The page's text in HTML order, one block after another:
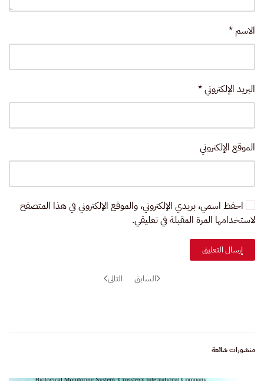
الاسم *
البريد الإلكتروني*
الموقع الإلكتروني
احفظ اسمي، بريدي الإلكتروني، والموقع الإلكتروني في هذا المتصفح
لاستخدامها المرة المقبلة في تعليقي.
إرسال التعليق
السابق التالي
منشورات شائعة